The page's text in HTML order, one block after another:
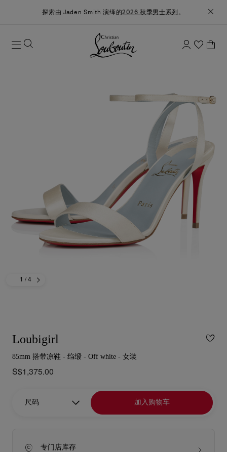
探索由 Jaden Smith 演绎的2026 秋季男士系列 。
1 / 4
Loubigirl
85mm 搭带凉鞋 - 绉缎 - Off white - 女装
S$1,375.00
尺码 加入购物车
专门店库存